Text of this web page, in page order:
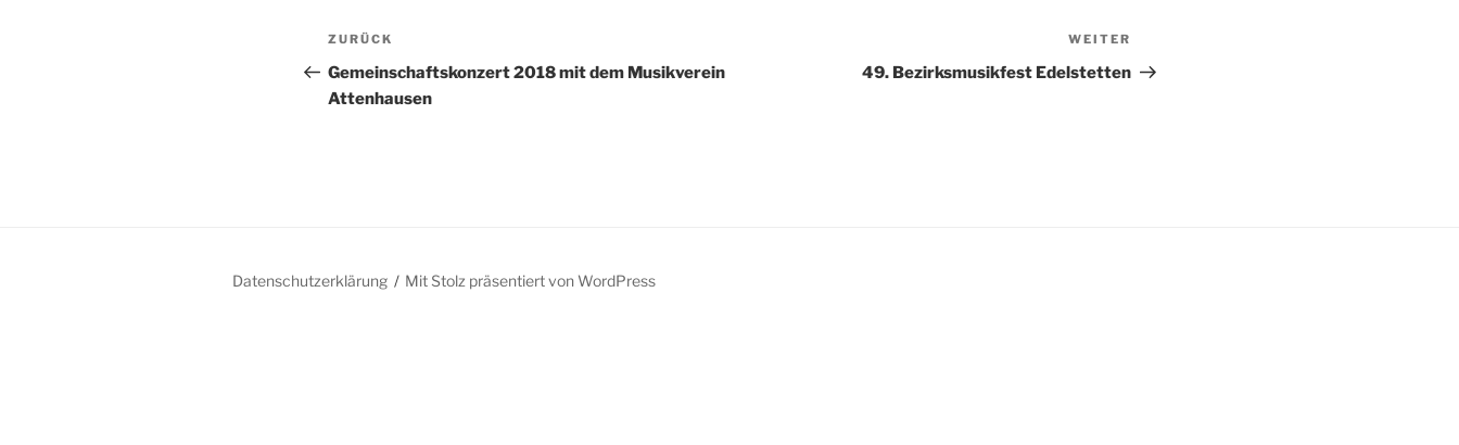
Beitragsnavigation
Vorheriger
Beitrag
ZURÜCK
Gemeinschaftskonzert 2018 mit dem Musikverein
Attenhausen
Beitrag
WEITER
49. Bezirksmusikfest Edelstetten
Datenschutzerklärung Mit Stolz präsentiert von WordPress